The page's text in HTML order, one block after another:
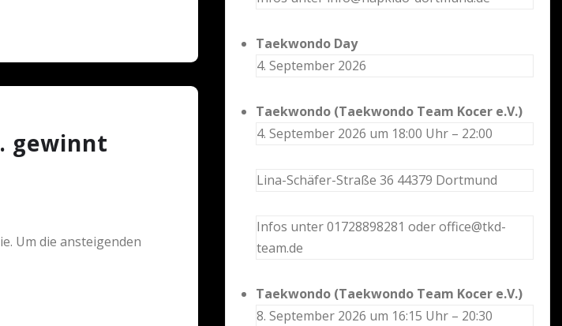
gewinnt
Um die ansteigenden
Taekwondo Day
4. September 2026
Taekwondo (Taekwondo Team Kocer e.V.)
4. September 2026 um 18:00 Uhr – 22:00
Lina-Schäfer-Straße 36 44379 Dortmund
Infos unter 01728898281 oder office@tkd-
team.de
Taekwondo (Taekwondo Team Kocer e.V.)
8. September 2026 um 16:15 Uhr – 20:30